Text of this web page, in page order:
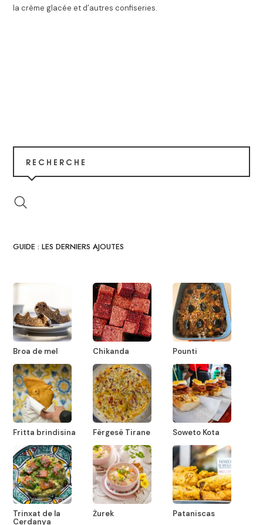
la crème glacée et d’autres confiseries.
RECHERCHE
GUIDE : LES DERNIERS AJOUTES
Broa de mel Chikanda Pounti
Fritta brindisina Fërgesë Tirane Soweto Kota
Trinxat de la
Cerdanya
Żurek Pataniscas